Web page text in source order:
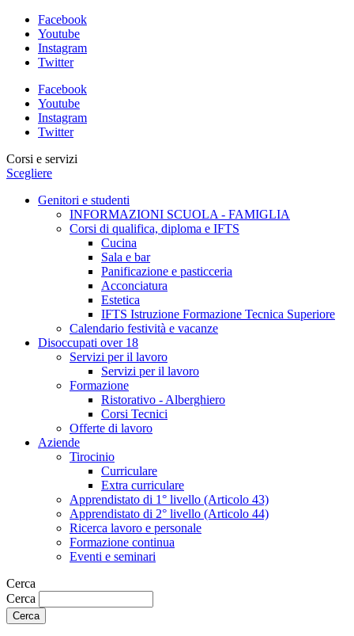
Facebook
Youtube
Instagram
Twitter
Facebook
Youtube
Instagram
Twitter
Corsi e servizi
Scegliere
Genitori e studenti
INFORMAZIONI SCUOLA - FAMIGLIA
Corsi di qualifica, diploma e IFTS
Cucina
Sala e bar
Panificazione e pasticceria
Acconciatura
Estetica
IFTS Istruzione Formazione Tecnica Superiore
Calendario festività e vacanze
Disoccupati over 18
Servizi per il lavoro
Servizi per il lavoro
Formazione
Ristorativo - Alberghiero
Corsi Tecnici
Offerte di lavoro
Aziende
Tirocinio
Curriculare
Extra curriculare
Apprendistato di 1° livello (Articolo 43)
Apprendistato di 2° livello (Articolo 44)
Ricerca lavoro e personale
Formazione continua
Eventi e seminari
Cerca
Cerca